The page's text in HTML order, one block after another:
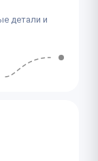
детали и